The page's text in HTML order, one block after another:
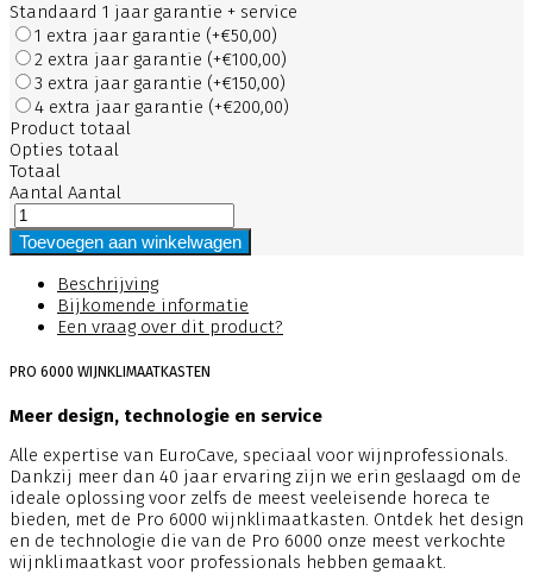
Standaard 1 jaar garantie + service
1 extra jaar garantie (+€50,00)
2 extra jaar garantie (+€100,00)
3 extra jaar garantie (+€150,00)
4 extra jaar garantie (+€200,00)
Product totaal
Opties totaal
Totaal
Aantal Aantal
Toevoegen aan winkelwagen
Beschrijving
Bijkomende informatie
Een vraag over dit product?
PRO 6000 WIJNKLIMAATKASTEN
Meer design, technologie en service
Alle expertise van EuroCave, speciaal voor wijnprofessionals.
Dankzij meer dan 40 jaar ervaring zijn we erin geslaagd om de
ideale oplossing voor zelfs de meest veeleisende horeca te
bieden, met de Pro 6000 wijnklimaatkasten. Ontdek het design
en de technologie die van de Pro 6000 onze meest verkochte
wijnklimaatkast voor professionals hebben gemaakt.